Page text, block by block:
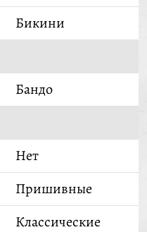
Бикини
Бандо
Нет
Пришивные
Классические